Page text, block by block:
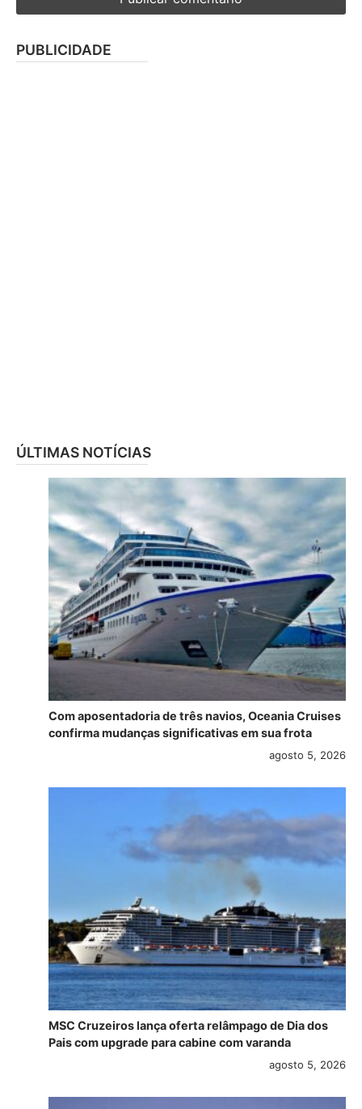
PUBLICIDADE
ÚLTIMAS NOTÍCIAS
Com aposentadoria de três navios, Oceania Cruises
confirma mudanças significativas em sua frota
agosto 5, 2026
MSC Cruzeiros lança oferta relâmpago de Dia dos
Pais com upgrade para cabine com varanda
agosto 5, 2026